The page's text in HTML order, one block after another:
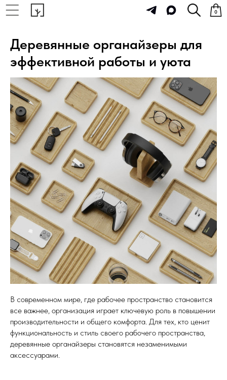
0
Деревянные органайзеры для
эффективной работы и уюта
В современном мире, где рабочее пространство становится
все важнее, организация играет ключевую роль в повышении
производительности и общего комфорта. Для тех, кто ценит
функциональность и стиль своего рабочего пространства,
деревянные органайзеры становятся незаменимыми
аксессуарами.